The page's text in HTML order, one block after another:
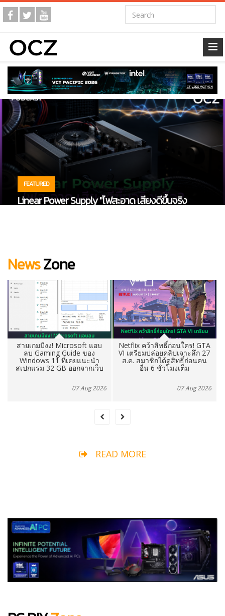
OCZ Toon | วันอาทิตย์ที่ 2 สิงหาคม 2569 "ความ
ยากลำบากของสายเกมเมอร์หรือคนชอบแต่ง
NewsZone
Netflix คว้าสิทธิ์ก่อนใคร! GTA
VI เตรียมปล่อยคลิปเจาะลึก 27
ส.ค. สมาชิกได้ดูสิทธิ์ก่อนคน
อื่น 6 ชั่วโมงเต็ม
07 Aug 2026
ก้าวสำคัญของแรมไต้หวัน!
Nanya ประกาศลงทุน Fab5A
เฉียด 3.8 แสนล้านบาท ปูทาง
ผลิต DRAM ระดับ 10nm ผ่าน
07 Aug 2026
READ MORE